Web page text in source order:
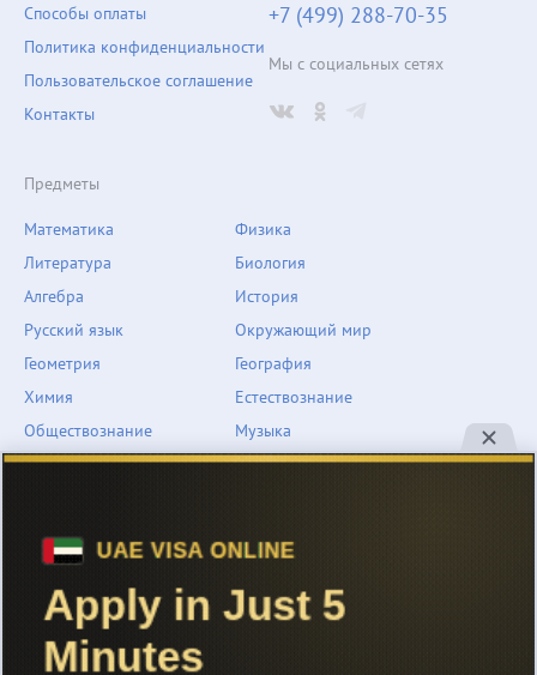
Предметы
Математика
Литература
Алгебра
Русский язык
Геометрия
Химия
Физика
Биология
История
Окружающий мир
География
Естествознание
Обществознание
Английский язык
Информатика
Человек и мир
Музыка
ОБЖ
Способы оплаты
Политика конфиденциальности
Пользовательское соглашение
Контакты
+7 (499) 288-70-35
Мы с социальных сетях